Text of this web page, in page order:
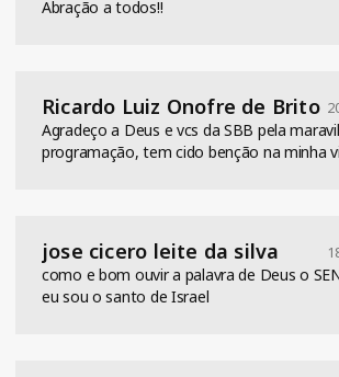
Abração a todos!!
Ricardo Luiz Onofre de Brito
Agradeço a Deus e vcs da SBB pela
programação, tem cido benção na minha
jose cicero leite da silva
como e bom ouvir a palavra de Deus o
eu sou o santo de Israel